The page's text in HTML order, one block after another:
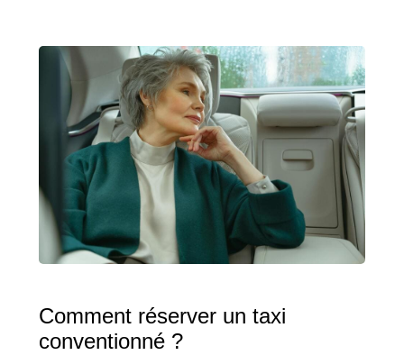
Comment réserver un taxi
conventionné ?